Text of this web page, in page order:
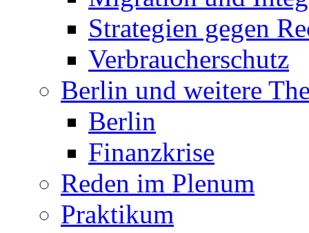
Strategien gegen
Verbraucherschutz
Berlin und weitere
Berlin
Finanzkrise
Reden im Plenum
Praktikum